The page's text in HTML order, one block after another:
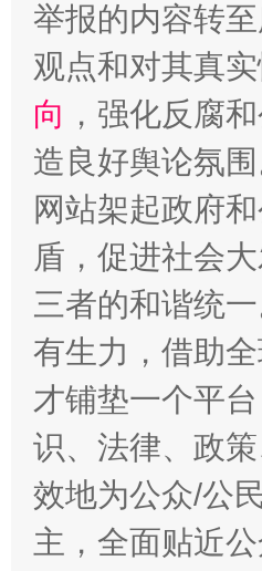
举报的内容转
观点和对其真实
向 ，强化反腐
造良好舆论氛
网站架起政府
盾，促进社会
三者的和谐统
有生力，借助
才铺垫一个平
识、法律、政
效地为公众/公
主，全面贴近